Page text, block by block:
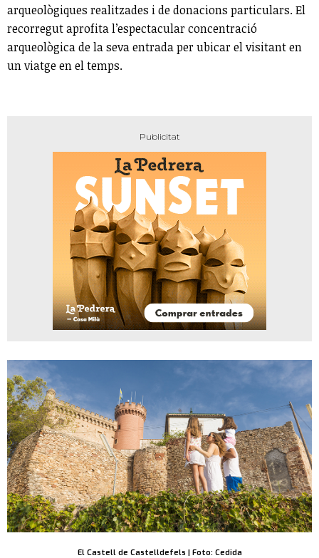
arqueològiques realitzades i de donacions particulars. El
recorregut aprofita l’espectacular concentració
arqueològica de la seva entrada per ubicar el visitant en
un viatge en el temps.
El Castell de Castelldefels | Foto: Cedida